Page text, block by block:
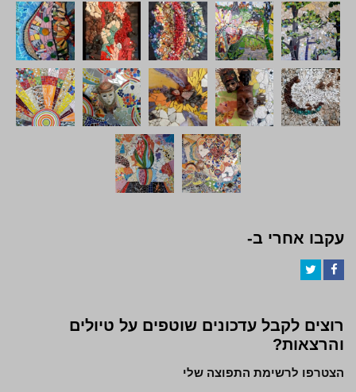
עקבו אחרי ב-
רוצים לקבל עדכונים שוטפים על טיולים
והרצאות?
הצטרפו לרשימת התפוצה שלי